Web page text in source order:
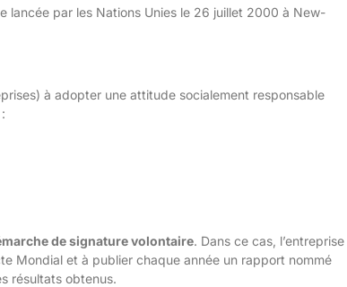
lancée par les Nations Unies le 26 juillet 2000 à New-
à adopter une attitude socialement responsable
de signature volontaire. Dans ce cas, l’entreprise
Mondial et à publier chaque année un rapport nommé
résultats obtenus.